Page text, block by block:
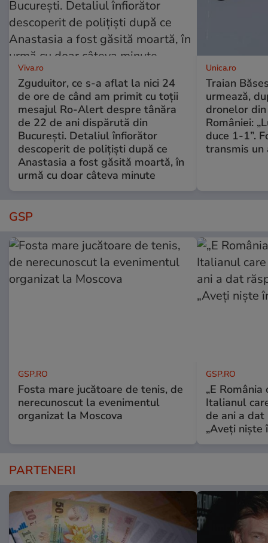
Viva.ro
Zguduitor, ce s-a aflat la nici 24
de ore de când am primit cu toții
mesajul Ro-Alert despre tânăra
de 22 de ani dispărută din
București. Detaliul înfiorător
descoperit de polițiști după ce
Anastasia a fost găsită moartă, în
urmă cu doar câteva minute
Unica.ro
Traian
urmează,
dronelor
României:
duce 1-1”.
transmis un
GSP
GSP.RO
Fosta mare jucătoare de tenis, de
nerecunoscut la evenimentul
organizat la Moscova
GSP.RO
„E
Italianul
de ani a
„Aveți niște
PARTENERI